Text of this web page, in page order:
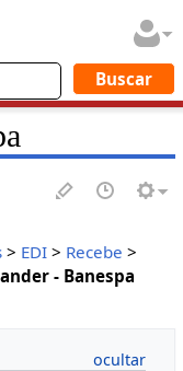
> EDI> Recebe >
- Banespa